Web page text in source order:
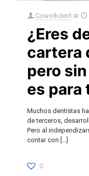
Coworkdent at
¿Eres
cartera
pero
es para
Muchos dentistas
de terceros,
Pero al
contar con […]
0